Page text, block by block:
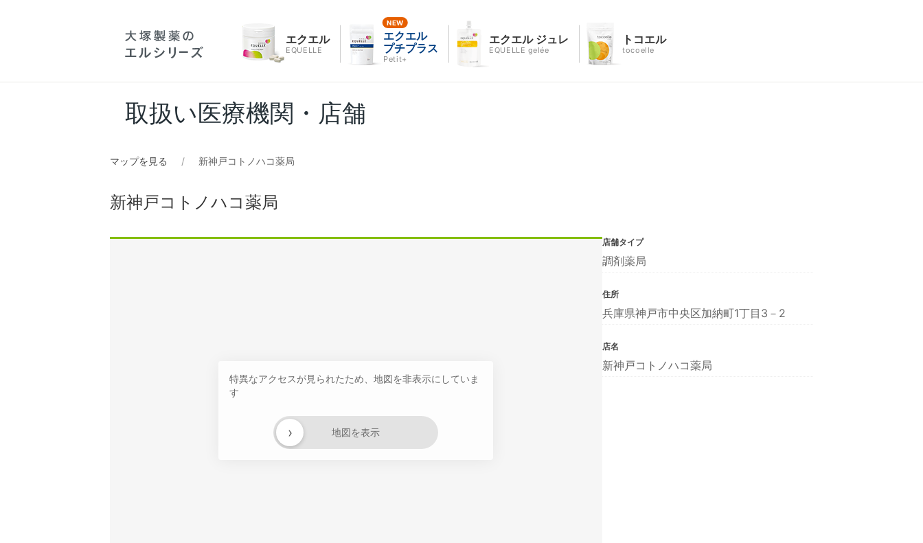
エクエル
EQUELLE
エクエル
プチプラス
Petit+
エクエル ジュレ
EQUELLE gelée
トコエル
tocoelle
取扱い医療機関・店舗
マップを見る 新神戸コトノハコ薬局
新神戸コトノハコ薬局
特異なアクセスが見られたため、地図を非表示にしていま
す
地図を表示
›
店舗タイプ
調剤薬局
住所
兵庫県神戸市中央区加納町1丁目3－2
店名
新神戸コトノハコ薬局